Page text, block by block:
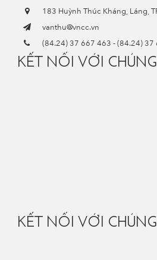
183 Huỳnh Thúc Kháng, Láng,
vanthu@vncc.vn
(84.24) 37 667 463 -(84.24) 37
KẾT NỐI VỚI
KẾT NỐI VỚI